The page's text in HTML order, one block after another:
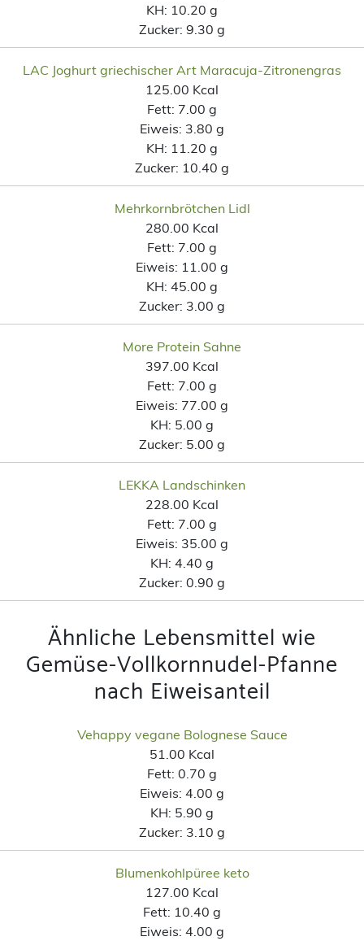
KH: 10.20 g
Zucker: 9.30 g
LAC Joghurt griechischer Art Maracuja-Zitronengras
125.00 Kcal
Fett: 7.00 g
Eiweis: 3.80 g
KH: 11.20 g
Zucker: 10.40 g
Mehrkornbrötchen Lidl
280.00 Kcal
Fett: 7.00 g
Eiweis: 11.00 g
KH: 45.00 g
Zucker: 3.00 g
More Protein Sahne
397.00 Kcal
Fett: 7.00 g
Eiweis: 77.00 g
KH: 5.00 g
Zucker: 5.00 g
LEKKA Landschinken
228.00 Kcal
Fett: 7.00 g
Eiweis: 35.00 g
KH: 4.40 g
Zucker: 0.90 g
Ähnliche Lebensmittel wie
Gemüse-Vollkornnudel-Pfanne
nach Eiweisanteil
Vehappy vegane Bolognese Sauce
51.00 Kcal
Fett: 0.70 g
Eiweis: 4.00 g
KH: 5.90 g
Zucker: 3.10 g
Blumenkohlpüree keto
127.00 Kcal
Fett: 10.40 g
Eiweis: 4.00 g